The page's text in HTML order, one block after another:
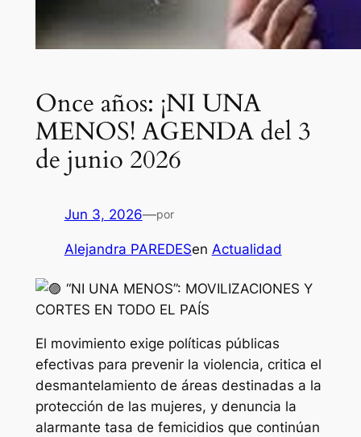
Once años: ¡NI UNA
MENOS! AGENDA del 3
de junio 2026
Jun 3, 2026—por
Alejandra PAREDESen Actualidad
“NI UNA MENOS”: MOVILIZACIONES Y
CORTES EN TODO EL PAÍS
El movimiento exige políticas públicas
efectivas para prevenir la violencia, critica el
desmantelamiento de áreas destinadas a la
protección de las mujeres, y denuncia la
alarmante tasa de femicidios que continúan